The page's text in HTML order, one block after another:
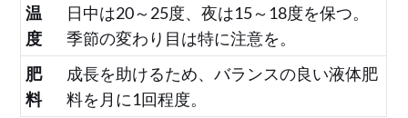
温
度
日中は20～25度、夜は15～18度を保つ。
季節の変わり目は特に注意を。
肥
料
成長を助けるため、バランスの良い液体肥
料を月に1回程度。